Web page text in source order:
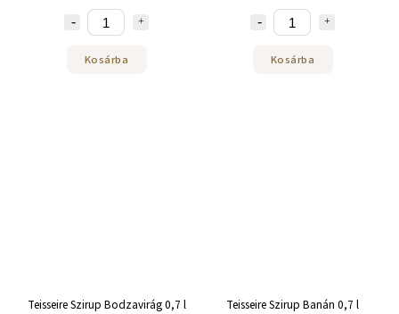
Kosárba Kosárba
Teisseire Szirup Bodzavirág 0,7 l Teisseire Szirup Banán 0,7 l